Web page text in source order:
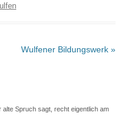
Wulfener Bildungswerk »
alte Spruch sagt, recht eigentlich am